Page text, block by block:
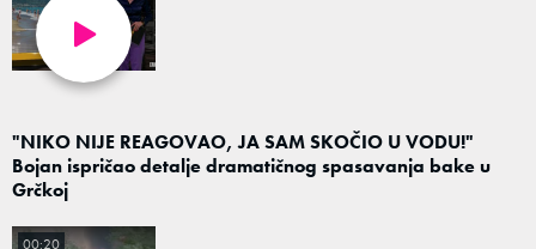
"NIKO NIJE REAGOVAO, JA SAM SKOČIO U VODU!"
Bojan ispričao detalje dramatičnog spasavanja bake u
Grčkoj
00:20